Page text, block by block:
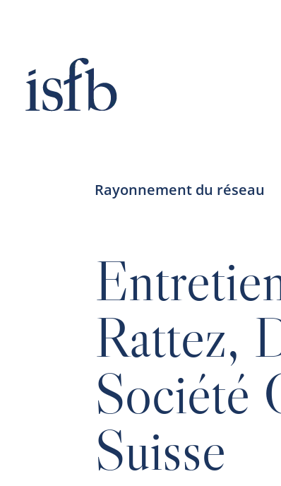
Rayonnement du réseau
Rattez,
Société
Suisse